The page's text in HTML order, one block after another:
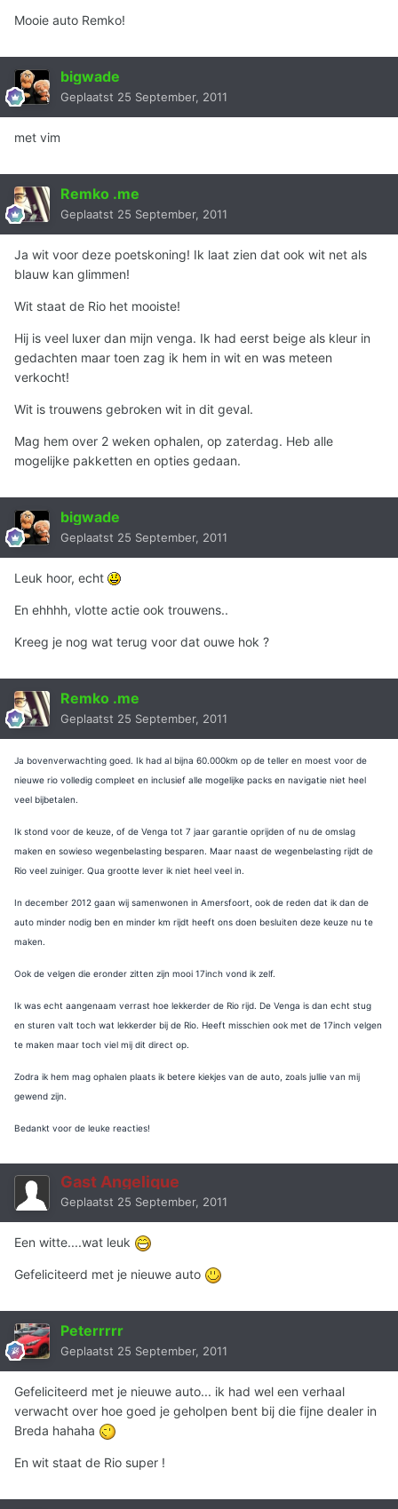
Mooie auto Remko!
bigwade
Geplaatst 25 September, 2011
met vim
Remko .me
Geplaatst 25 September, 2011
Ja wit voor deze poetskoning! Ik laat zien dat ook wit net als
blauw kan glimmen!
Wit staat de Rio het mooiste!
Hij is veel luxer dan mijn venga. Ik had eerst beige als kleur in
gedachten maar toen zag ik hem in wit en was meteen
verkocht!
Wit is trouwens gebroken wit in dit geval.
Mag hem over 2 weken ophalen, op zaterdag. Heb alle
mogelijke pakketten en opties gedaan.
bigwade
Geplaatst 25 September, 2011
Leuk hoor, echt
En ehhhh, vlotte actie ook trouwens..
Kreeg je nog wat terug voor dat ouwe hok ?
Remko .me
Geplaatst 25 September, 2011
Ja bovenverwachting goed. Ik had al bijna 60.000km op de teller en moest voor de
nieuwe rio volledig compleet en inclusief alle mogelijke packs en navigatie niet heel
veel bijbetalen.
Ik stond voor de keuze, of de Venga tot 7 jaar garantie oprijden of nu de omslag
maken en sowieso wegenbelasting besparen. Maar naast de wegenbelasting rijdt de
Rio veel zuiniger. Qua grootte lever ik niet heel veel in.
In december 2012 gaan wij samenwonen in Amersfoort, ook de reden dat ik dan de
auto minder nodig ben en minder km rijdt heeft ons doen besluiten deze keuze nu te
maken.
Ook de velgen die eronder zitten zijn mooi 17inch vond ik zelf.
Ik was echt aangenaam verrast hoe lekkerder de Rio rijd. De Venga is dan echt stug
en sturen valt toch wat lekkerder bij de Rio. Heeft misschien ook met de 17inch velgen
te maken maar toch viel mij dit direct op.
Zodra ik hem mag ophalen plaats ik betere kiekjes van de auto, zoals jullie van mij
gewend zijn.
Bedankt voor de leuke reacties!
Gast Angelique
Geplaatst 25 September, 2011
Een witte....wat leuk
Gefeliciteerd met je nieuwe auto
Peterrrrr
Geplaatst 25 September, 2011
Gefeliciteerd met je nieuwe auto... ik had wel een verhaal
verwacht over hoe goed je geholpen bent bij die fijne dealer in
Breda hahaha
En wit staat de Rio super !